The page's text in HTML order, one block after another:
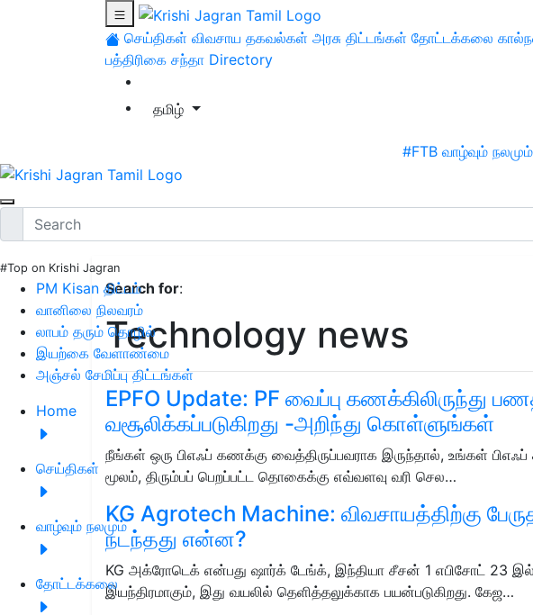
செய்திகள் விவசாய தகவல்கள் அரசு திட்டங்கள் தோட்டக்கலை
பத்திரிகை சந்தா Directory
தமிழ்
#FTB வாழ்வும் நலமும்
#Top on Krishi Jagran
PM Kisan திட்டம்
வானிலை நிலவரம்
லாபம் தரும் தொழில்
இயற்கை வேளாண்மை
அஞ்சல் சேமிப்பு திட்டங்கள்
Home
செய்திகள்
வாழ்வும் நலமும்
தோட்டக்கலை
Search for:
Technology news
EPFO Update: PF வைப்பு கணக்கிலிருந்து
வசூலிக்கப்படுகிறது -அறிந்து கொள்ளுங்கள்
நீங்கள் ஒரு பிஎஃப் கணக்கு வைத்திருப்பவராக இருந்தால், உங்கள்
மூலம், திரும்பப் பெறப்பட்ட தொகைக்கு எவ்வளவு வரி செல…
KG Agrotech Machine: விவசாயத்திற்கு
நடந்தது என்ன?
KG அக்ரோடெக் என்பது ஷார்க் டேங்க், இந்தியா சீசன் 1 எபிசோட் 23 இல்
இயந்திரமாகும், இது வயலில் தெளித்தலுக்காக பயன்படுகிறது. கேஜ…